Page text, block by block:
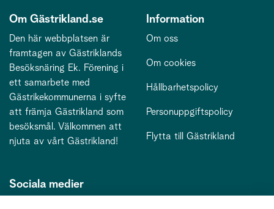
Om Gästrikland.se
Den här webbplatsen är
framtagen av Gästriklands
Besöksnäring Ek. Förening i
ett samarbete med
Gästrikekommunerna i syfte
att främja Gästrikland som
besöksmål. Välkommen att
njuta av vårt Gästrikland!
Information
Om oss
Om cookies
Hållbarhetspolicy
Personuppgiftspolicy
Flytta till Gästrikland
Sociala medier